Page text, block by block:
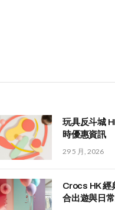
玩具反斗城
時優惠資訊
29 5 月, 2026
Crocs HK 經
合出遊與日